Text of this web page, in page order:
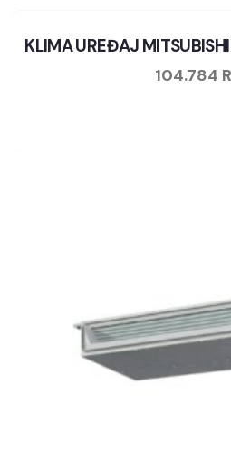
KLIMA UREĐAJ
104.784